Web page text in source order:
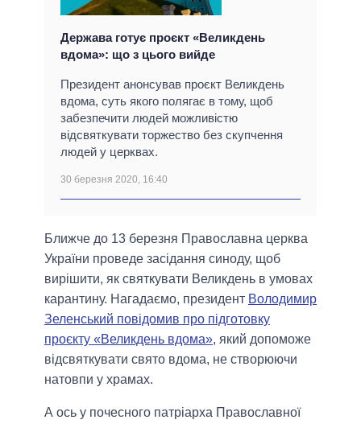
Держава готує проєкт «Великдень
вдома»: що з цього вийде
Президент анонсував проєкт Великдень
вдома, суть якого полягає в тому, щоб
забезпечити людей можливістю
відсвяткувати торжество без скупчення
людей у церквах.
30 березня 2020, 16:40
Ближче до 13 березня Православна церква
України проведе засідання синоду, щоб
вирішити, як святкувати Великдень в умовах
карантину. Нагадаємо, президент Володимир
Зеленський повідомив про підготовку
проєкту «Великдень вдома», який допоможе
відсвяткувати свято вдома, не створюючи
натовпи у храмах.
А ось у почесного патріарха Православної